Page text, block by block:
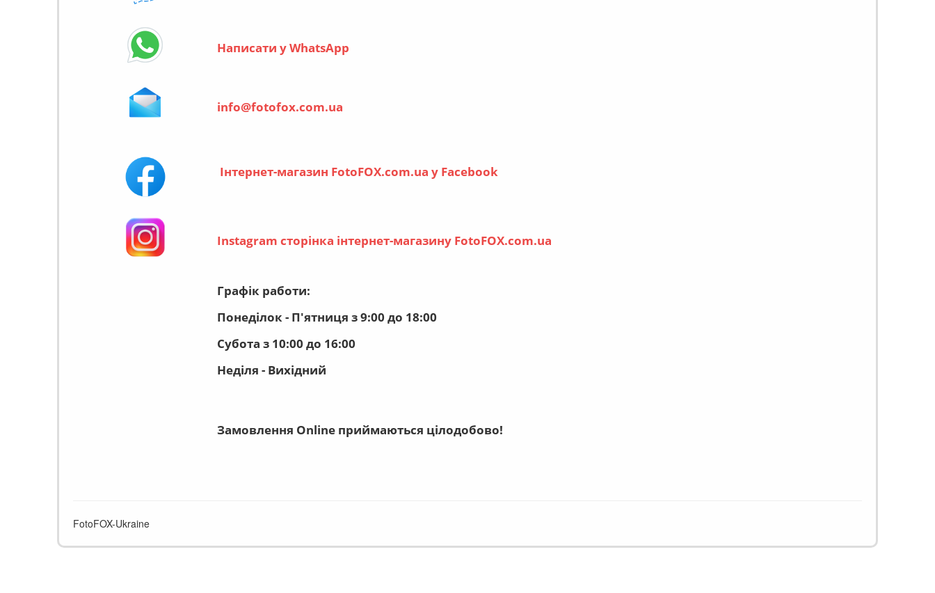
Написати у WhatsApp
info@fotofox.com.ua
Інтернет-магазин FotoFOX.com.ua у Facebook
Instagram сторінка інтернет-магазину FotoFOX.com.ua
Графік работи:
Понеділок - П'ятниця з 9:00 до 18:00
Субота з 10:00 до 16:00
Неділя - Вихідний
Замовлення Online приймаються цілодобово!
FotoFOX-Ukraine